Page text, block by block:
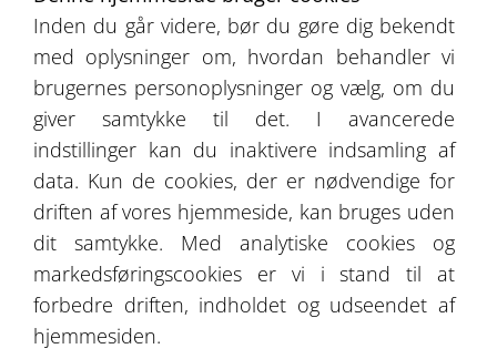
Produktkatalog
Udsagn fra vores kunder
Tilbud
Galleri
Inden du går videre, bør du gøre dig bekendt
med oplysninger om, hvordan behandler vi
brugernes personoplysninger og vælg, om du
giver samtykke til det. I avancerede
indstillinger kan du inaktivere indsamling af
data. Kun de cookies, der er nødvendige for
driften af vores hjemmeside, kan bruges uden
dit samtykke. Med analytiske cookies og
markedsføringscookies er vi i stand til at
forbedre driften, indholdet og udseendet af
hjemmesiden.